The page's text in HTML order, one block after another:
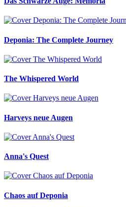
Deponia: The Complete Journey
The Whispered World
Harveys neue Augen
Anna's Quest
Chaos auf Deponia